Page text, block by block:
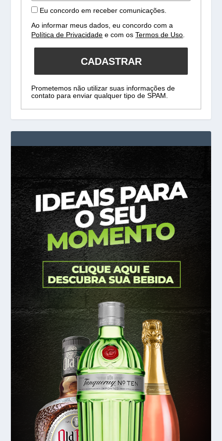
Eu concordo em receber comunicações.
Ao informar meus dados, eu concordo com a
Política de Privacidade e com osTermos de Uso.
CADASTRAR
Prometemos não utilizar suas informações de
contato para enviar qualquer tipo de SPAM.